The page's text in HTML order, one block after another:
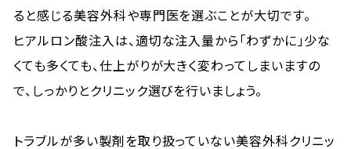
ると感じる美容外科や専門医を選ぶことが大切です。
ヒアルロン酸注入は、適切な注入量から「わずかに」少な
くても多くても、仕上がりが大きく変わってしまいますの
で、しっかりとクリニック選びを行いましょう。
トラブルが多い製剤を取り扱っていない美容外科クリニッ